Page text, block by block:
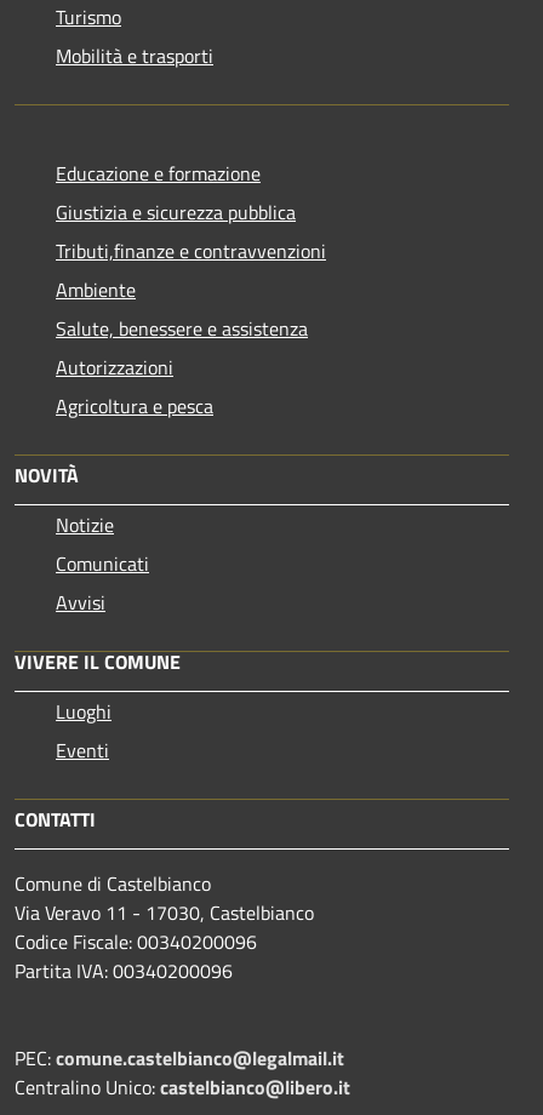
Turismo
Mobilità e trasporti
Educazione e formazione
Giustizia e sicurezza pubblica
Tributi,finanze e contravvenzioni
Ambiente
Salute, benessere e assistenza
Autorizzazioni
Agricoltura e pesca
NOVITÀ
Notizie
Comunicati
Avvisi
VIVERE IL COMUNE
Luoghi
Eventi
CONTATTI
Comune di Castelbianco
Via Veravo 11 - 17030, Castelbianco
Codice Fiscale: 00340200096
Partita IVA: 00340200096
PEC:comune.castelbianco@legalmail.it
Centralino Unico:castelbianco@libero.it